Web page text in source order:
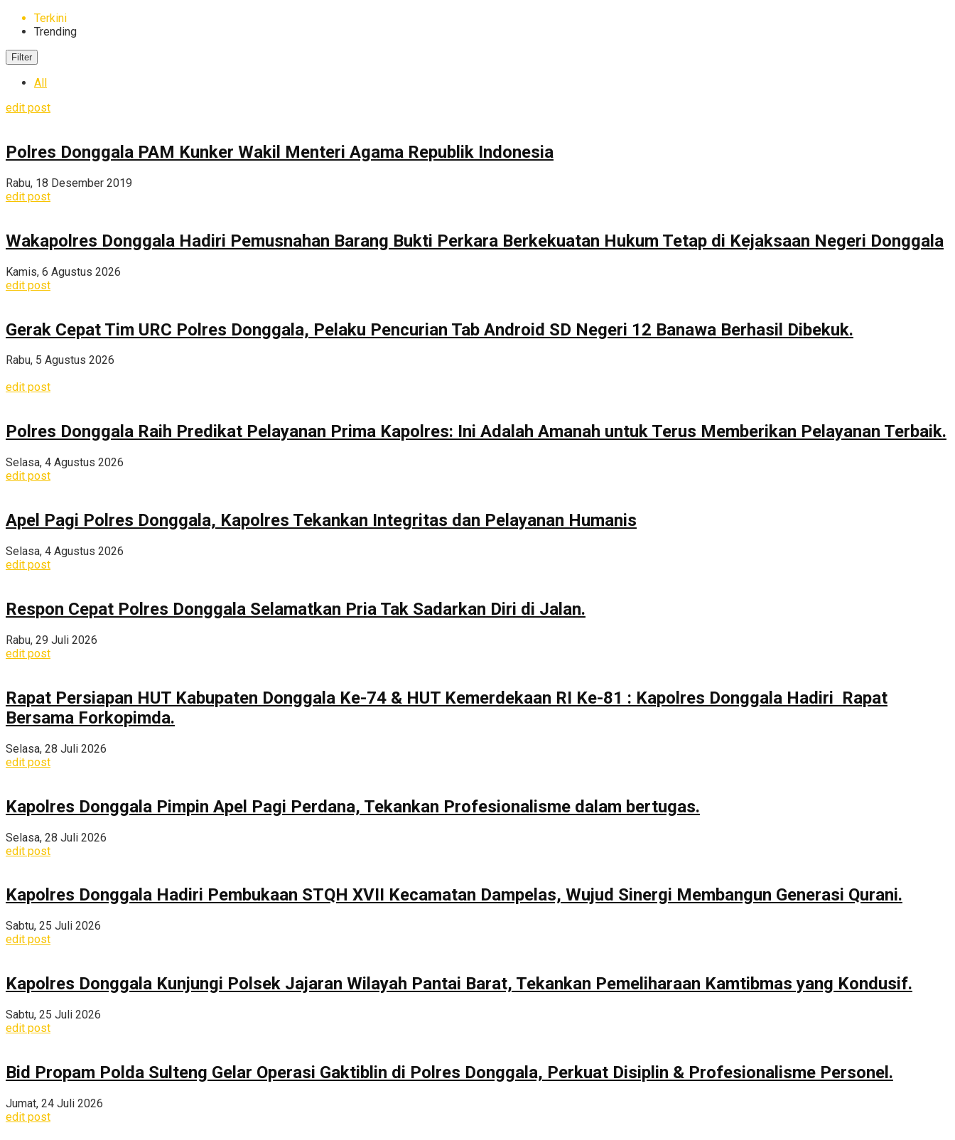
Terkini
Trending
Filter
All
edit post
Polres Donggala PAM Kunker Wakil Menteri Agama Republik Indonesia
Rabu, 18 Desember 2019
edit post
Wakapolres Donggala Hadiri Pemusnahan Barang Bukti Perkara Berkekuatan Hukum Tetap di Kejaksaan Negeri Donggala
Kamis, 6 Agustus 2026
edit post
Gerak Cepat Tim URC Polres Donggala, Pelaku Pencurian Tab Android SD Negeri 12 Banawa Berhasil Dibekuk.
Rabu, 5 Agustus 2026
edit post
Polres Donggala Raih Predikat Pelayanan Prima Kapolres: Ini Adalah Amanah untuk Terus Memberikan Pelayanan Terbaik.
Selasa, 4 Agustus 2026
edit post
Apel Pagi Polres Donggala, Kapolres Tekankan Integritas dan Pelayanan Humanis
Selasa, 4 Agustus 2026
edit post
Respon Cepat Polres Donggala Selamatkan Pria Tak Sadarkan Diri di Jalan.
Rabu, 29 Juli 2026
edit post
Rapat Persiapan HUT Kabupaten Donggala Ke-74 & HUT Kemerdekaan RI Ke-81 : Kapolres Donggala Hadiri Rapat
Bersama Forkopimda.
Selasa, 28 Juli 2026
edit post
Kapolres Donggala Pimpin Apel Pagi Perdana, Tekankan Profesionalisme dalam bertugas.
Selasa, 28 Juli 2026
edit post
Kapolres Donggala Hadiri Pembukaan STQH XVII Kecamatan Dampelas, Wujud Sinergi Membangun Generasi Qurani.
Sabtu, 25 Juli 2026
edit post
Kapolres Donggala Kunjungi Polsek Jajaran Wilayah Pantai Barat, Tekankan Pemeliharaan Kamtibmas yang Kondusif.
Sabtu, 25 Juli 2026
edit post
Bid Propam Polda Sulteng Gelar Operasi Gaktiblin di Polres Donggala, Perkuat Disiplin & Profesionalisme Personel.
Jumat, 24 Juli 2026
edit post